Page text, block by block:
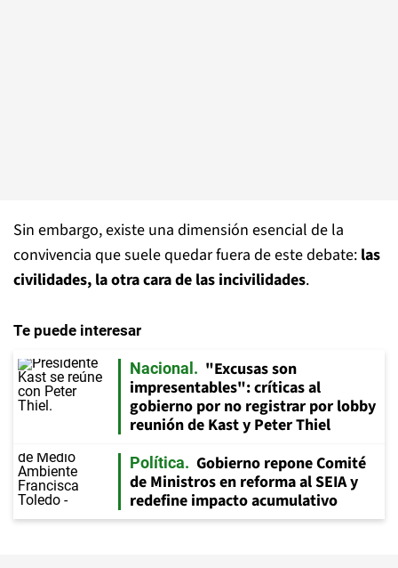
Sin embargo, existe una dimensión esencial de la
convivencia que suele quedar fuera de este debate: las
civilidades, la otra cara de las incivilidades.
Te puede interesar
Nacional
"Excusas son
impresentables": críticas al
gobierno por no registrar por lobby
reunión de Kast y Peter Thiel
Política
Gobierno repone Comité
de Ministros en reforma al SEIA y
redefine impacto acumulativo